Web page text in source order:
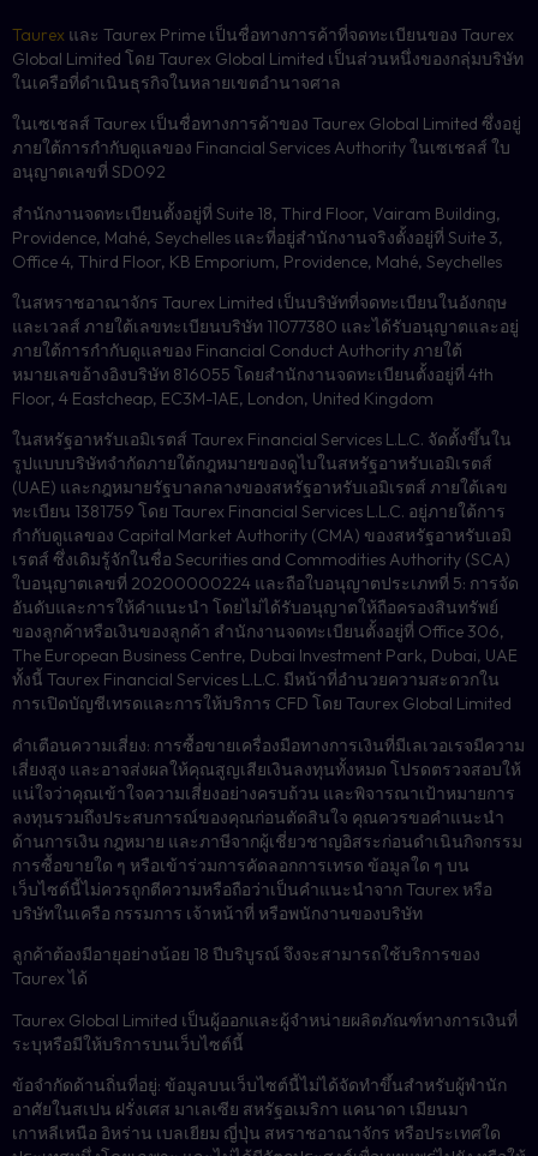
Taurex และ Taurex Prime เป็นชื่อทางการค้าที่จดทะเบียนของ Taurex
Global Limited โดย Taurex Global Limited เป็นส่วนหนึ่งของกลุ่มบริษัท
ในเครือที่ดำเนินธุรกิจในหลายเขตอำนาจศาล
ในเซเชลส์ Taurex เป็นชื่อทางการค้าของ Taurex Global Limited ซึ่งอยู่
ภายใต้การกำกับดูแลของ Financial Services Authority ในเซเชลส์ ใบ
อนุญาตเลขที่ SD092
สำนักงานจดทะเบียนตั้งอยู่ที่ Suite 18, Third Floor, Vairam Building,
Providence, Mahé, Seychelles และที่อยู่สำนักงานจริงตั้งอยู่ที่ Suite 3,
Office 4, Third Floor, KB Emporium, Providence, Mahé, Seychelles
ในสหราชอาณาจักร Taurex Limited เป็นบริษัทที่จดทะเบียนในอังกฤษ
และเวลส์ ภายใต้เลขทะเบียนบริษัท 11077380 และได้รับอนุญาตและอยู่
ภายใต้การกำกับดูแลของ Financial Conduct Authority ภายใต้
หมายเลขอ้างอิงบริษัท 816055 โดยสำนักงานจดทะเบียนตั้งอยู่ที่ 4th
Floor, 4 Eastcheap, EC3M-1AE, London, United Kingdom
ในสหรัฐอาหรับเอมิเรตส์ Taurex Financial Services L.L.C. จัดตั้งขึ้นใน
รูปแบบบริษัทจำกัดภายใต้กฎหมายของดูไบในสหรัฐอาหรับเอมิเรตส์
(UAE) และกฎหมายรัฐบาลกลางของสหรัฐอาหรับเอมิเรตส์ ภายใต้เลข
ทะเบียน 1381759 โดย Taurex Financial Services L.L.C. อยู่ภายใต้การ
กำกับดูแลของ Capital Market Authority (CMA) ของสหรัฐอาหรับเอมิ
เรตส์ ซึ่งเดิมรู้จักในชื่อ Securities and Commodities Authority (SCA)
ใบอนุญาตเลขที่ 20200000224 และถือใบอนุญาตประเภทที่ 5: การจัด
อันดับและการให้คำแนะนำ โดยไม่ได้รับอนุญาตให้ถือครองสินทรัพย์
ของลูกค้าหรือเงินของลูกค้า สำนักงานจดทะเบียนตั้งอยู่ที่ Office 306,
The European Business Centre, Dubai Investment Park, Dubai, UAE
ทั้งนี้ Taurex Financial Services L.L.C. มีหน้าที่อำนวยความสะดวกใน
การเปิดบัญชีเทรดและการให้บริการ CFD โดย Taurex Global Limited
คำเตือนความเสี่ยง: การซื้อขายเครื่องมือทางการเงินที่มีเลเวอเรจมีความ
เสี่ยงสูง และอาจส่งผลให้คุณสูญเสียเงินลงทุนทั้งหมด โปรดตรวจสอบให้
แน่ใจว่าคุณเข้าใจความเสี่ยงอย่างครบถ้วน และพิจารณาเป้าหมายการ
ลงทุนรวมถึงประสบการณ์ของคุณก่อนตัดสินใจ คุณควรขอคำแนะนำ
ด้านการเงิน กฎหมาย และภาษีจากผู้เชี่ยวชาญอิสระก่อนดำเนินกิจกรรม
การซื้อขายใด ๆ หรือเข้าร่วมการคัดลอกการเทรด ข้อมูลใด ๆ บน
เว็บไซต์นี้ไม่ควรถูกตีความหรือถือว่าเป็นคำแนะนำจาก Taurex หรือ
บริษัทในเครือ กรรมการ เจ้าหน้าที่ หรือพนักงานของบริษัท
ลูกค้าต้องมีอายุอย่างน้อย 18 ปีบริบูรณ์ จึงจะสามารถใช้บริการของ
Taurex ได้
Taurex Global Limited เป็นผู้ออกและผู้จำหน่ายผลิตภัณฑ์ทางการเงินที่
ระบุหรือมีให้บริการบนเว็บไซต์นี้
ข้อจำกัดด้านถิ่นที่อยู่: ข้อมูลบนเว็บไซต์นี้ไม่ได้จัดทำขึ้นสำหรับผู้พำนัก
อาศัยในสเปน ฝรั่งเศส มาเลเซีย สหรัฐอเมริกา แคนาดา เมียนมา
เกาหลีเหนือ อิหร่าน เบลเยียม ญี่ปุ่น สหราชอาณาจักร หรือประเทศใด